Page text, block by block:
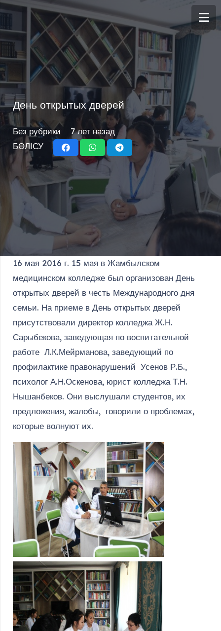
День открытых дверей
Без рубрики
7 лет назад
БӨЛІСУ
16 мая 2016 г. 15 мая в Жамбылском
медицинском колледже был организован День
открытых дверей в честь Международного дня
семьи. На приеме в День открытых дверей
присутствовали директор колледжа Ж.Н.
Сарыбекова, заведующая по воспитательной
работе Л.К.Мейрманова, заведующий по
профилактике правонарушений Усенов Р.Б.,
психолог А.Н.Оскенова, юрист колледжа Т.Н.
Нышанбеков. Они выслушали студентов, их
предложения, жалобы, говорили о проблемах,
которые волнуют их.